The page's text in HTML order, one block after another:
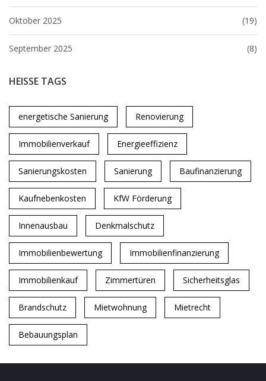
Oktober 2025 (19)
September 2025 (8)
HEISSE TAGS
energetische Sanierung Renovierung
Immobilienverkauf Energieeffizienz
Sanierungskosten Sanierung Baufinanzierung
Kaufnebenkosten KfW Förderung
Innenausbau Denkmalschutz
Immobilienbewertung Immobilienfinanzierung
Immobilienkauf Zimmertüren Sicherheitsglas
Brandschutz Mietwohnung Mietrecht
Bebauungsplan